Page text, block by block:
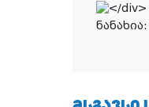
ნანახია: